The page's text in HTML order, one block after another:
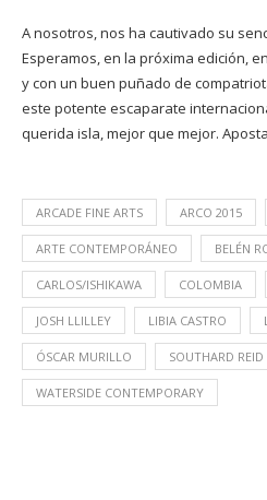
A nosotros, nos ha cautivado su
Esperamos, en la próxima edición,
y con un buen puñado de
este potente escaparate
querida isla, mejor que mejor.
ARCADE FINE ARTS ARCO 2015
ARTE CONTEMPORÁNEO BELÉN
CARLOS/ISHIKAWA COLOMBIA
JOSH LLILLEY LIBIA CASTRO
ÓSCAR MURILLO SOUTHARD REID
WATERSIDE CONTEMPORARY